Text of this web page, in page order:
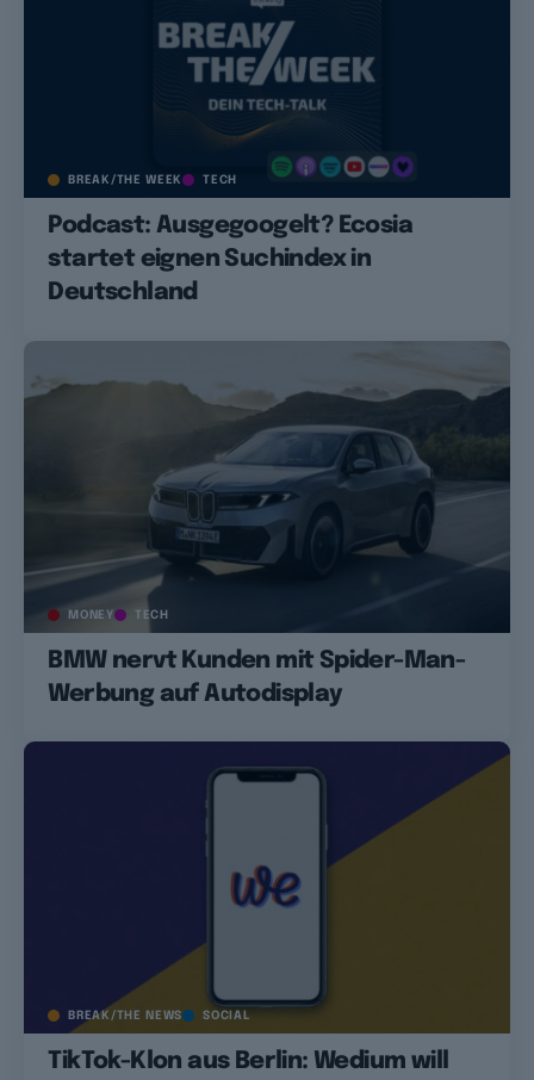
BREAK/THE WEEK TECH
Podcast: Ausgegoogelt? Ecosia
startet eignen Suchindex in
Deutschland
MONEY TECH
BMW nervt Kunden mit Spider-Man-
Werbung auf Autodisplay
BREAK/THE NEWS SOCIAL
TikTok-Klon aus Berlin: Wedium will